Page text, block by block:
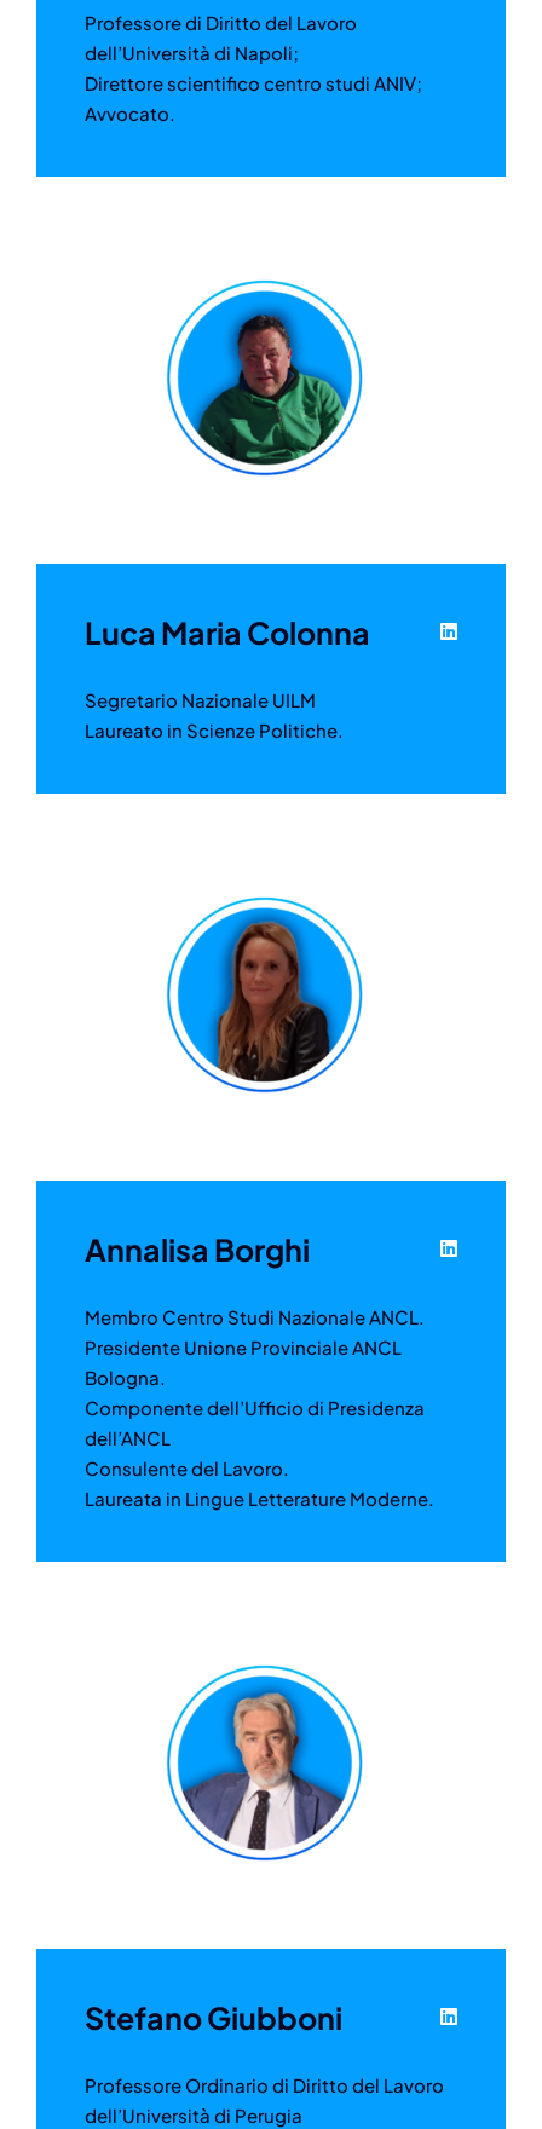
Professore di Diritto del Lavoro
dell’Università di Napoli;
Direttore scientifico centro studi ANIV;
Avvocato.
Luca Maria Colonna
Segretario Nazionale UILM
Laureato in Scienze Politiche.
Annalisa Borghi
Membro Centro Studi Nazionale ANCL.
Presidente Unione Provinciale ANCL
Bologna.
Componente dell’Ufficio di Presidenza
dell’ANCL
Consulente del Lavoro.
Laureata in Lingue Letterature Moderne.
Stefano Giubboni
Professore Ordinario di Diritto del Lavoro
dell’Università di Perugia